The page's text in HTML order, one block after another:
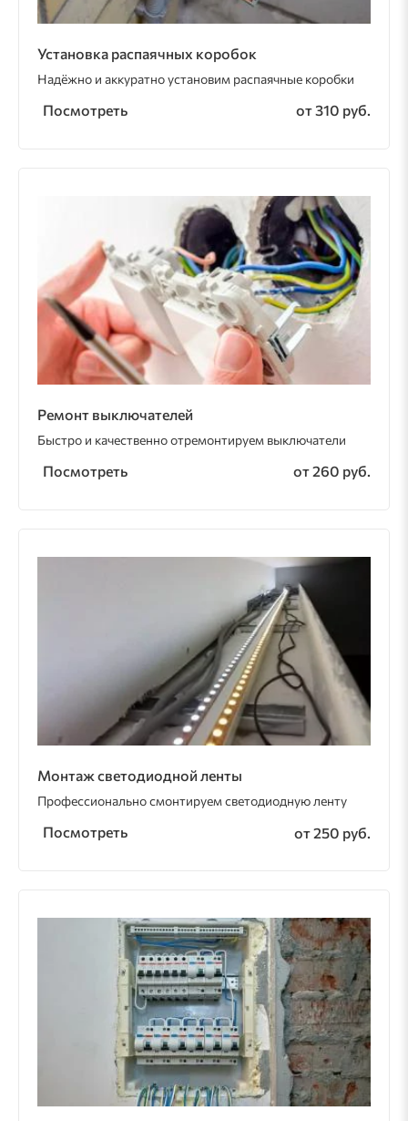
Установка распаячных коробок
Надёжно и аккуратно установим распаячные коробки
Посмотреть от 310 руб.
Ремонт выключателей
Быстро и качественно отремонтируем выключатели
Посмотреть от 260 руб.
Монтаж светодиодной ленты
Профессионально смонтируем светодиодную ленту
Посмотреть от 250 руб.